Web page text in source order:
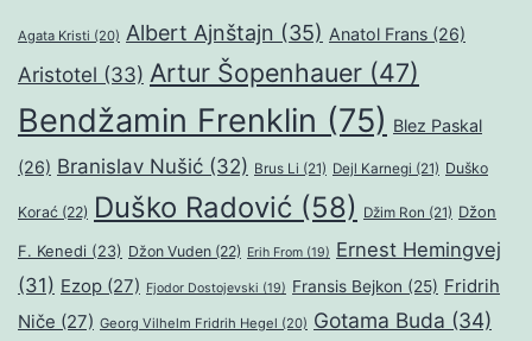
Agata Kristi (20) Albert Ajnštajn (35) Anatol Frans (26)
Aristotel (33) Artur Šopenhauer (47)
Bendžamin Frenklin (75) Blez Paskal
(26) Branislav Nušić (32) Brus Li (21) Dejl Karnegi (21) Duško
Korać (22) Duško Radović (58) Džim Ron (21) Džon
F. Kenedi (23) Džon Vuden (22) Erih From (19) Ernest Hemingvej
(31) Ezop (27) Fjodor Dostojevski (19) Fransis Bejkon (25) Fridrih
Niče (27) Georg Vilhelm Fridrih Hegel (20) Gotama Buda (34)